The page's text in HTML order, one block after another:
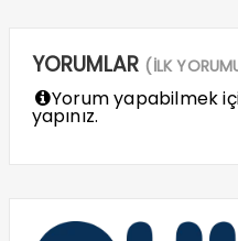
YORUMLAR (İLK
Yorum yapabilmek
yapınız.